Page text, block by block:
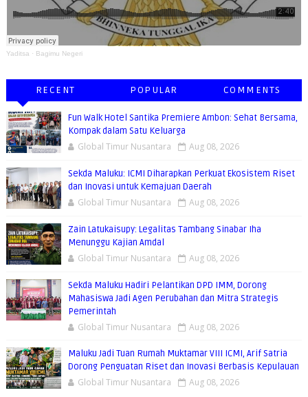
Yaditsa · Bagimu Negeri
RECENT POPULAR COMMENTS
Fun Walk Hotel Santika Premiere Ambon: Sehat Bersama,
Kompak dalam Satu Keluarga
Global Timur Nusantara Aug 08, 2026
Sekda Maluku: ICMI Diharapkan Perkuat Ekosistem Riset
dan Inovasi untuk Kemajuan Daerah
Global Timur Nusantara Aug 08, 2026
Zain Latukaisupy: Legalitas Tambang Sinabar Iha
Menunggu Kajian Amdal
Global Timur Nusantara Aug 08, 2026
Sekda Maluku Hadiri Pelantikan DPD IMM, Dorong
Mahasiswa Jadi Agen Perubahan dan Mitra Strategis
Pemerintah
Global Timur Nusantara Aug 08, 2026
Maluku Jadi Tuan Rumah Muktamar VIII ICMI, Arif Satria
Dorong Penguatan Riset dan Inovasi Berbasis Kepulauan
Global Timur Nusantara Aug 08, 2026